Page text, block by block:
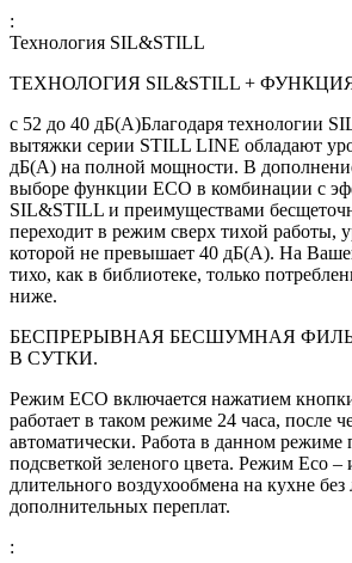
:
Технология SIL&STILL
ТЕХНОЛОГИЯ SIL&STILL +
с 52 до 40 дБ(А)Благодаря технологии
вытяжки серии STILL LINE обладают
дБ(А) на полной мощности. В
выборе функции ЕСО в комбинации с
SIL&STILL и преимуществами
переходит в режим сверх тихой работы,
которой не превышает 40 дБ(А). На
тихо, как в библиотеке, только
ниже.
БЕСПРЕРЫВНАЯ БЕСШУМНАЯ
В СУТКИ.
Режим ЕСО включается нажатием
работает в таком режиме 24 часа, после
автоматически. Работа в данном режиме
подсветкой зеленого цвета. Режим Есо –
длительного воздухообмена на кухне
дополнительных переплат.
: